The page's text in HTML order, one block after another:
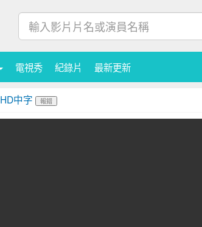
電視秀 紀錄片 最新更新
HD中字 報錯